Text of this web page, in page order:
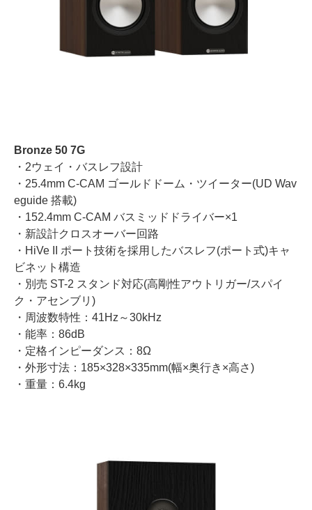
Bronze 50 7G
・2ウェイ・バスレフ設計
・25.4mm C-CAM ゴールドドーム・ツイーター(UD Wav
eguide 搭載)
・152.4mm C-CAM バスミッドドライバー×1
・新設計クロスオーバー回路
・HiVe II ポート技術を採用したバスレフ(ポート式)キャ
ビネット構造
・別売 ST-2 スタンド対応(高剛性アウトリガー/スパイ
ク・アセンブリ)
・周波数特性：41Hz～30kHz
・能率：86dB
・定格インピーダンス：8Ω
・外形寸法：185×328×335mm(幅×奥行き×高さ)
・重量：6.4kg